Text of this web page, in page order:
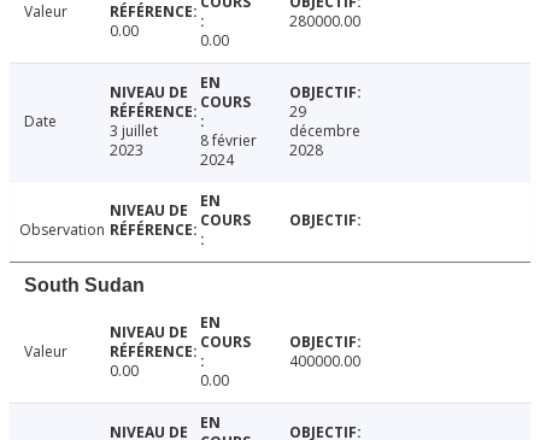
Valeur
0.00
0.00
280000.00
Date
3 juillet
2023
8 février
2024
29
décembre
2028
Observation
South Sudan
Valeur
0.00
0.00
400000.00